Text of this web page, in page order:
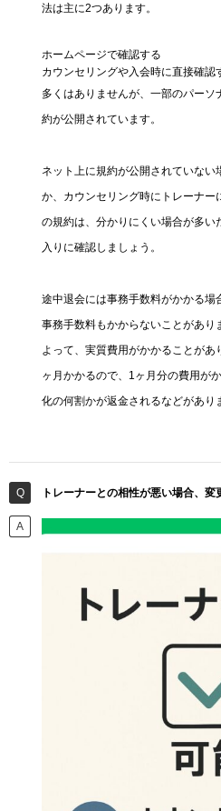
法は主に2つあります。
ホームページで確認する
カウンセリングや入会時に直接確認
多くはありませんが、一部のパー
約が公開されています。
ネット上に規約が公開されていな
か、カウンセリング時にトレーナ
の規約は、分かりにくい場合が多
入りに確認しましょう。
途中退会には事務手数料がかかる場
事務手数料もかからないことがあり
よって、実質費用がかかることが
ヶ月かかるので、1ヶ月分の費用が
化の何割かが返金されるなどがあり
トレーナーとの相性が悪い場合、変